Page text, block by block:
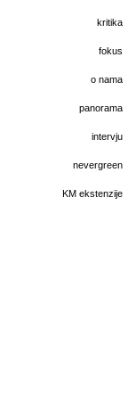
kritika
fokus
o nama
panorama
intervju
nevergreen
KM ekstenzije